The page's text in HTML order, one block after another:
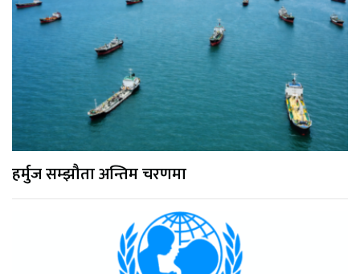
हर्मुज सम्झौता अन्तिम चरणमा